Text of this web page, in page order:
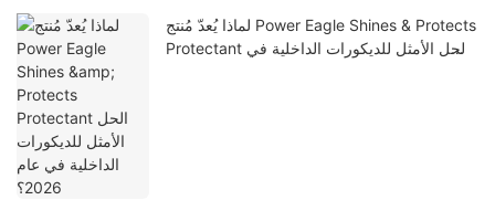
لماذا يُعدّ مُنتج Power Eagle Shines & Protects
Protectant الحل الأمثل للديكورات الداخلية في